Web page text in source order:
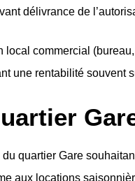
délivrance de
local commercial
une rentabilité souvent
du quartier Gare
aux locations